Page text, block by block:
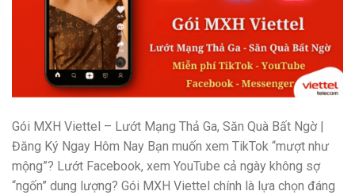
Gói MXH Viettel – Lướt Mạng Thả Ga, Săn Quà Bất Ngờ |
Đăng Ký Ngay Hôm Nay Bạn muốn xem TikTok “mượt như
mộng”? Lướt Facebook, xem YouTube cả ngày không sợ
“ngốn” dung lượng? Gói MXH Viettel chính là lựa chọn đáng